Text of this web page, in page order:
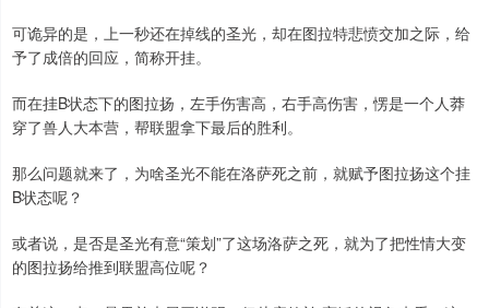
可诡异的是，上一秒还在掉线的圣光，却在图拉特悲愤交加之际，给
予了成倍的回应，简称开挂。
而在挂B状态下的图拉扬，左手伤害高，右手高伤害，愣是一个人莽
穿了兽人大本营，帮联盟拿下最后的胜利。
那么问题就来了，为啥圣光不能在洛萨死之前，就赋予图拉扬这个挂
B状态呢？
或者说，是否是圣光有意“策划”了这场洛萨之死，就为了把性情大变
的图拉扬给推到联盟高位呢？